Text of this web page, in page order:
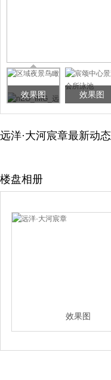
效果图 效果图
远洋·大河宸章最新动态
楼盘相册
效果图